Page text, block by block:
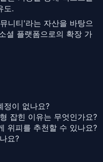
도.
니티'라는 자산을 바탕으
셜 플랫폼으로의 확장 가
정이 없나요?
잡힌 이유는 무엇인가요?
위피를 추천할 수 있나요?
요?